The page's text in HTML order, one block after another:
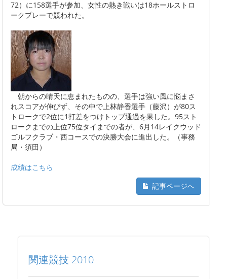
72）に158選手が参加、女性の熱き戦いは18ホールストロ
ークプレーで競われた。
朝からの晴天に恵まれたものの、選手は強い風に悩まさ
れスコアが伸びず、その中で上林静香選手（藤沢）が80ス
トロークで2位に1打差をつけトップ通過を果した。95スト
ロークまでの上位75位タイまでの者が、6月14レイクウッド
ゴルフクラブ・西コースでの決勝大会に進出した。（事務
局・須田）
成績はこちら
記事ページへ
関連競技 2010